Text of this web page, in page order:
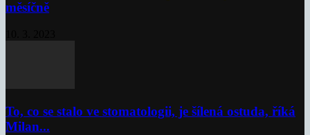
měsíčně
To, co se stalo ve stomatologii, je šílená ostuda, říká
Milan...